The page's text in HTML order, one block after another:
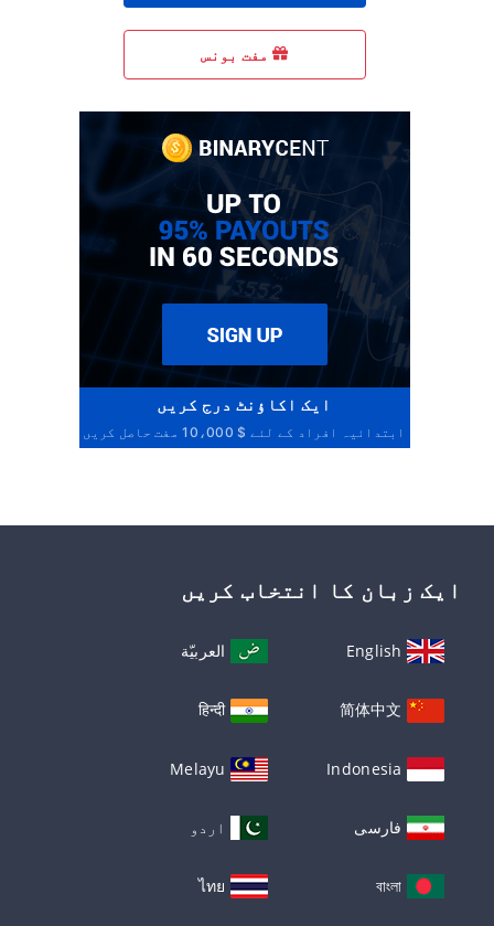
مفت بونس
ایک اکاؤنٹ درج کریں
ابتدائیہ افراد کے لئے $ 10،000 مفت حاصل کریں
ایک زبان کا انتخاب کریں
English العربيّة
简体中文
हिन्दी
Indonesia
Melayu
فارسی اردو
বাংলা
ไทย